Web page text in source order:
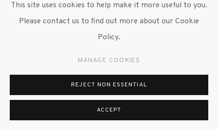
This site uses cookies to help make it more useful to you.
Please contact us to find out more about our Cookie
Policy.
MANAGE COOKIES
REJECT NON ESSENTIAL
ACCEPT